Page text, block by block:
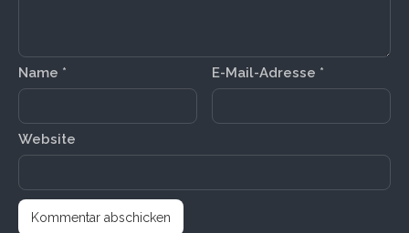
Name * E-Mail-Adresse *
Website